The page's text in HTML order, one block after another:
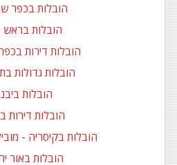
הובלות בכפר
הובלות בראש
הובלות דירות
הובלות גדולות
הובלות
הובלות דירות
הובלות בקיסריה -
הובלות באור